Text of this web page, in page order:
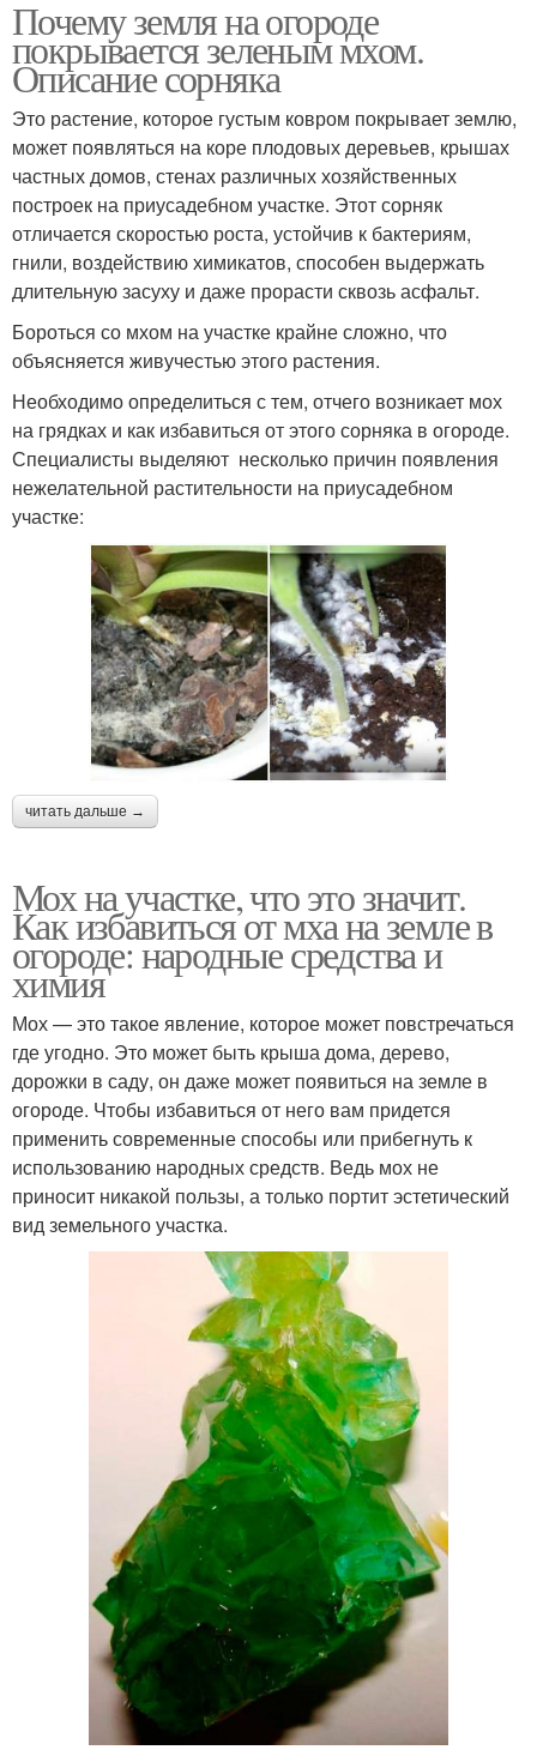
Почему земля на огороде
покрывается зеленым мхом.
Описание сорняка
Это растение, которое густым ковром покрывает землю,
может появляться на коре плодовых деревьев, крышах
частных домов, стенах различных хозяйственных
построек на приусадебном участке. Этот сорняк
отличается скоростью роста, устойчив к бактериям,
гнили, воздействию химикатов, способен выдержать
длительную засуху и даже прорасти сквозь асфальт.
Бороться со мхом на участке крайне сложно, что
объясняется живучестью этого растения.
Необходимо определиться с тем, отчего возникает мох
на грядках и как избавиться от этого сорняка в огороде.
Специалисты выделяют несколько причин появления
нежелательной растительности на приусадебном
участке:
читать дальше →
Мох на участке, что это значит.
Как избавиться от мха на земле в
огороде: народные средства и
химия
Мох — это такое явление, которое может повстречаться
где угодно. Это может быть крыша дома, дерево,
дорожки в саду, он даже может появиться на земле в
огороде. Чтобы избавиться от него вам придется
применить современные способы или прибегнуть к
использованию народных средств. Ведь мох не
приносит никакой пользы, а только портит эстетический
вид земельного участка.